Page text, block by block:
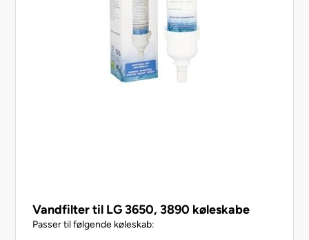
Vandfilter til LG 3650, 3890 køleskabe
Passer til følgende køleskab: